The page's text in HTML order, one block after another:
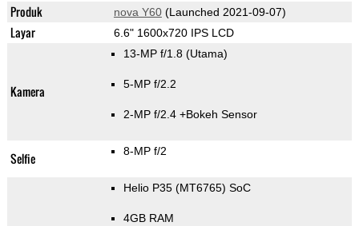
Produk nova Y60(Launched 2021-09-07)
Layar 6.6" 1600x720 IPS LCD
Kamera
13-MP f/1.8 (Utama)
5-MP f/2.2
2-MP f/2.4 +Bokeh Sensor
Selfie 8-MP f/2
Helio P35 (MT6765) SoC
4GB RAM